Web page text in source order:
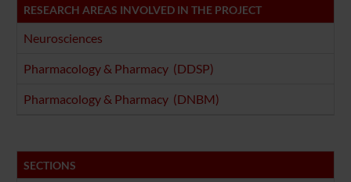
RESEARCH AREAS INVOLVED IN THE PROJECT
Neurosciences
Pharmacology & Pharmacy (DDSP)
Pharmacology & Pharmacy (DNBM)
SECTIONS